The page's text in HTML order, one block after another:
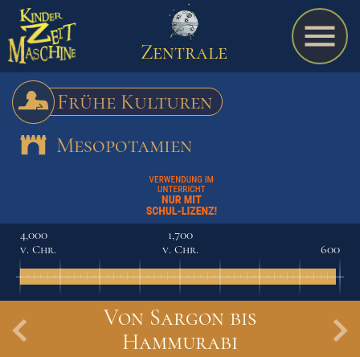
Spiel
Termine
Schulmaterialien
Zentrale
Frühe Kulturen
Mesopotamien
4,000
v. Chr.
1,700
v. Chr.
600
Von Sargon bis
Hammurabi